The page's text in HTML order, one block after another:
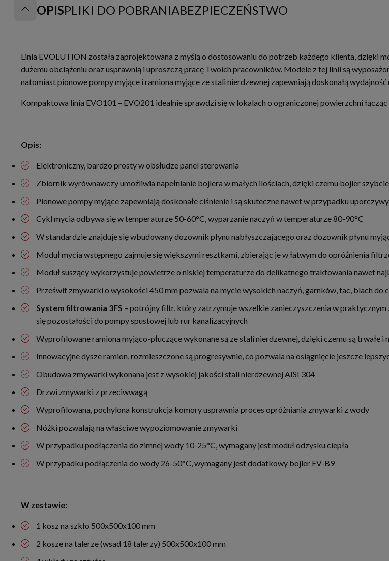
OPISPLIKI DO POBRANIABEZPIECZEŃSTWO
Linia EVOLUTION została zaprojektowana z myślą o dostosowaniu do potrzeb każdego klienta, dzięki
dużemu obciążeniu oraz usprawnią i uproszczą pracę Twoich pracowników. Modele z tej linii są
natomiast pionowe pompy myjące i ramiona myjące ze stali nierdzewnej zapewniają doskonałą wydajność
Kompaktowa linia EVO101 – EVO201 idealnie sprawdzi się w lokalach o ograniczonej powierzchni
Opis:
Elektroniczny, bardzo prosty w obsłudze panel sterowania
Zbiornik wyrównawczy umożliwia napełnianie bojlera w małych ilościach, dzięki czemu bojler
Pionowe pompy myjące zapewniają doskonałe ciśnienie i są skuteczne nawet w przypadku
Cykl mycia odbywa się w temperaturze 50-60°C, wyparzanie naczyń w temperaturze 80-90°C
W standardzie znajduje się wbudowany dozownik płynu nabłyszczającego oraz dozownik płynu
Moduł mycia wstępnego zajmuje się większymi resztkami, zbierając je w łatwym do opróżnienia
Moduł suszący wykorzystuje powietrze o niskiej temperaturze do delikatnego traktowania nawet
Prześwit zmywarki o wysokości 450 mm pozwala na mycie wysokich naczyń, garnków, tac, blach do
System filtrowania 3FS – potrójny filtr, który zatrzymuje wszelkie zanieczyszczenia w
się pozostałości do pompy spustowej lub rur kanalizacyjnych
Wyprofilowane ramiona myjąco-płuczące wykonane są ze stali nierdzewnej, dzięki czemu są trwałe
Innowacyjne dysze ramion, rozmieszczone są progresywnie, co pozwala na osiągnięcie jeszcze
Obudowa zmywarki wykonana jest z wysokiej jakości stali nierdzewnej AISI 304
Drzwi zmywarki z przeciwwagą
Wyprofilowana, pochylona konstrukcja komory usprawnia proces opróżniania zmywarki z wody
Nóżki pozwalają na właściwe wypoziomowanie zmywarki
W przypadku podłączenia do zimnej wody 10-25°C, wymagany jest moduł odzysku ciepła
W przypadku podłączenia do wody 26-50°C, wymagany jest dodatkowy bojler EV-B9
W zestawie:
1 kosz na szkło 500x500x100 mm
2 kosze na talerze (wsad 18 talerzy) 500x500x100 mm